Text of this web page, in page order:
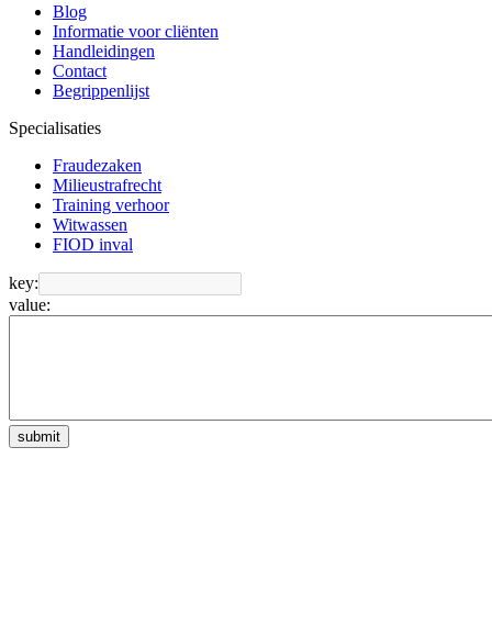
Blog
Informatie voor cliënten
Handleidingen
Contact
Begrippenlijst
Specialisaties
Fraudezaken
Milieustrafrecht
Training verhoor
Witwassen
FIOD inval
key:
value:
submit